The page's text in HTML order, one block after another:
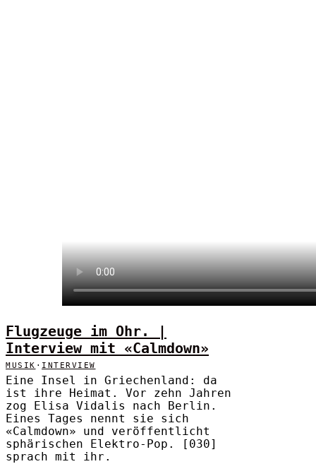
Flugzeuge im Ohr. |
Interview mit «Calmdown»
MUSIK · INTERVIEW
Eine Insel in Griechenland: da
ist ihre Heimat. Vor zehn Jahren
zog Elisa Vidalis nach Berlin.
Eines Tages nennt sie sich
«Calmdown» und veröffentlicht
sphärischen Elektro-Pop. [030]
sprach mit ihr.